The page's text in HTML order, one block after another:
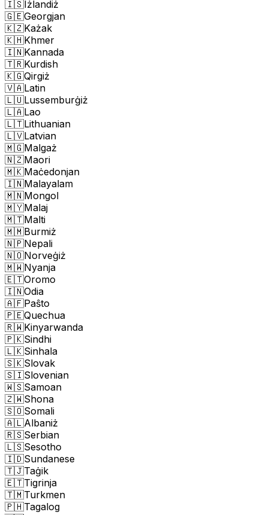
🇮🇸Iżlandiż
🇬🇪Georgjan
🇰🇿Każak
🇰🇭Khmer
🇮🇳Kannada
🇹🇷Kurdish
🇰🇬Qirgiż
🇻🇦Latin
🇱🇺Lussemburġiż
🇱🇦Lao
🇱🇹Lithuanian
🇱🇻Latvian
🇲🇬Malgaż
🇳🇿Maori
🇲🇰Maċedonjan
🇮🇳Malayalam
🇲🇳Mongol
🇲🇾Malaj
🇲🇹Malti
🇲🇲Burmiż
🇳🇵Nepali
🇳🇴Norveġiż
🇲🇼Nyanja
🇪🇹Oromo
🇮🇳Odia
🇦🇫Paŝto
🇵🇪Quechua
🇷🇼Kinyarwanda
🇵🇰Sindhi
🇱🇰Sinhala
🇸🇰Slovak
🇸🇮Slovenian
🇼🇸Samoan
🇿🇼Shona
🇸🇴Somali
🇦🇱Albaniż
🇷🇸Serbian
🇱🇸Sesotho
🇮🇩Sundanese
🇹🇯Taġik
🇪🇹Tigrinja
🇹🇲Turkmen
🇵🇭Tagalog